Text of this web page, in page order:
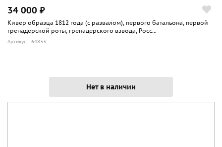
34 000 ₽
Кивер образца 1812 года (с развалом), первого батальона, первой
гренадерской роты, гренадерского взвода, Росс...
Артикул: 64833
Нет в наличии